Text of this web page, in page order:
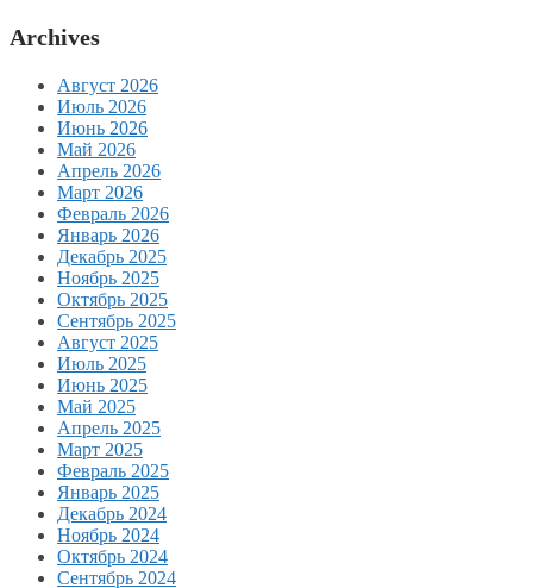
Archives
Август 2026
Июль 2026
Июнь 2026
Май 2026
Апрель 2026
Март 2026
Февраль 2026
Январь 2026
Декабрь 2025
Ноябрь 2025
Октябрь 2025
Сентябрь 2025
Август 2025
Июль 2025
Июнь 2025
Май 2025
Апрель 2025
Март 2025
Февраль 2025
Январь 2025
Декабрь 2024
Ноябрь 2024
Октябрь 2024
Сентябрь 2024